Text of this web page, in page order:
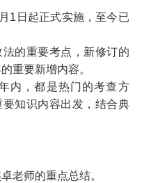
1日起正式实施，至今已
的重要考点，新修订的
重要新增内容。
内，都是热门的考查方
知识内容出发，结合典
老师的重点总结。